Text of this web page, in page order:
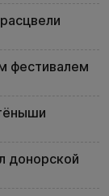
фестивалем
донорской